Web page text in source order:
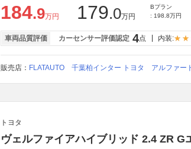
184.9万円 179.0万円
Bプラン
: 198.8万円
車両品質評価 カーセンサー評価認定 4点 内装:
販売店： FLATAUTO 千葉柏インター トヨタ アルファー
トヨタ
ヴェルファイアハイブリッド 2.4 ZR